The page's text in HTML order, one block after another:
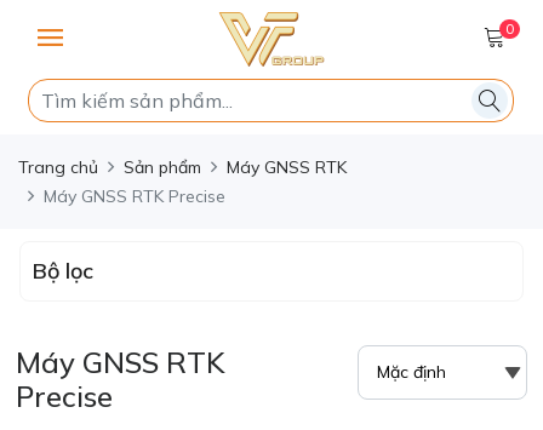
0
Trang chủ Sản phẩm
Máy GNSS RTK
Máy GNSS RTK Precise
Bộ lọc
Máy GNSS RTK
Precise